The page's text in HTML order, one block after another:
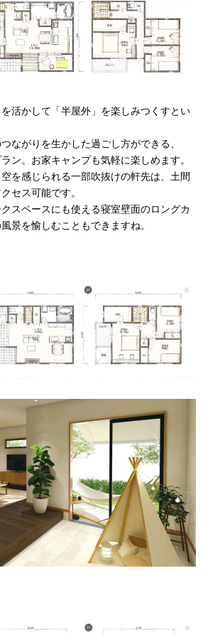
活かして「半屋外」を楽しみつくすとい
ながりを生かした過ごし方ができる、
ン。お家キャンプも気軽に楽しめます。
を感じられる一部吹抜けの軒先は、土間
セス可能です。
スペースにも使える寝室壁面のロングカ
景を愉しむこともできますね。